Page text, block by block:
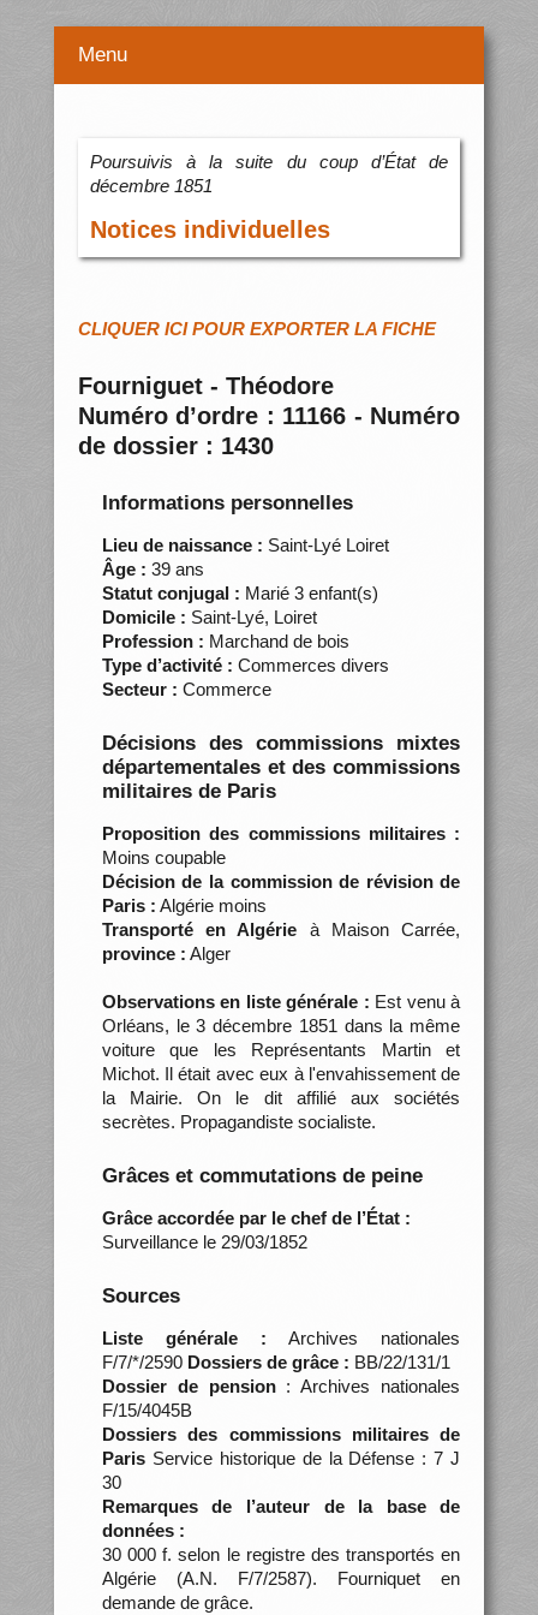
Menu
Poursuivis à la suite du coup d’État de
décembre 1851
Notices individuelles
CLIQUER ICI POUR EXPORTER LA FICHE
Fourniguet - Théodore
Numéro d’ordre : 11166 - Numéro
de dossier : 1430
Informations personnelles
Lieu de naissance : Saint-Lyé Loiret
Âge : 39 ans
Statut conjugal : Marié 3 enfant(s)
Domicile : Saint-Lyé, Loiret
Profession : Marchand de bois
Type d’activité : Commerces divers
Secteur : Commerce
Décisions des commissions mixtes
départementales et des commissions
militaires de Paris
Proposition des commissions militaires :
Moins coupable
Décision de la commission de révision de
Paris : Algérie moins
Transporté en Algérie à Maison Carrée,
province : Alger
Observations en liste générale : Est venu à
Orléans, le 3 décembre 1851 dans la même
voiture que les Représentants Martin et
Michot. Il était avec eux à l'envahissement de
la Mairie. On le dit affilié aux sociétés
secrètes. Propagandiste socialiste.
Grâces et commutations de peine
Grâce accordée par le chef de l’État :
Surveillance le 29/03/1852
Sources
Liste générale : Archives nationales
F/7/*/2590 Dossiers de grâce : BB/22/131/1
Dossier de pension: Archives nationales
F/15/4045B
Dossiers des commissions militaires de
ParisService historique de la Défense : 7 J
30
Remarques de l’auteur de la base de
données :
30 000 f. selon le registre des transportés en
Algérie (A.N. F/7/2587). Fourniquet en
demande de grâce.